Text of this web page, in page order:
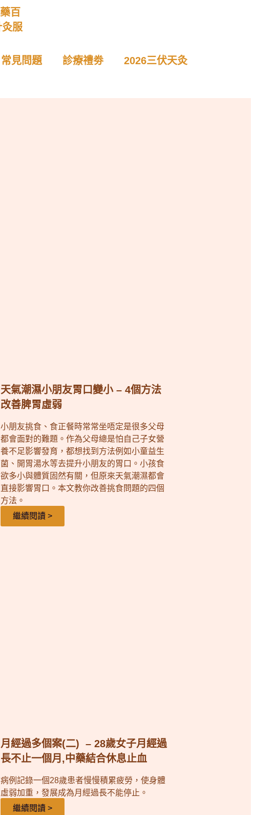
常見問題 診療禮劵 2026三伏天灸
天氣潮濕小朋友胃口變小 – 4個方法
改善脾胃虛弱
小朋友挑食、食正餐時常常坐唔定是很多父母
都會面對的難題。作為父母總是怕自己子女營
養不足影響發育，都想找到方法例如小童益生
菌、開胃湯水等去提升小朋友的胃口。小孩食
欲多小與體質固然有關，但原來天氣潮濕都會
直接影響胃口。本文教你改善挑食問題的四個
方法。
繼續閱讀 >
月經過多個案(二) – 28歲女子月經過
長不止一個月,中藥結合休息止血
病例記錄一個28歲患者慢慢積累疲勞，使身體
虛弱加重，發展成為月經過長不能停止。
繼續閱讀 >